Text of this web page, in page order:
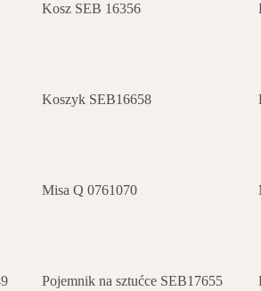
Kosz SEB 16356
Koszyk SEB16658
Misa Q 0761070
Pojemnik na sztućce SEB17655